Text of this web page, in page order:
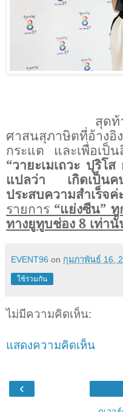
สุดท้
ศาสนสุภาษิตที่อ้างอิ
กระแต และเพื่อเป็
“วายะเมเถวะ ปุริโ
แปลว่า เกิดเป็นค
ประสบความสำเร็จค่
รายการ “แย่งซีน” ทุ
ทางยูทูบช่อง 8 เท่า
EVENT96 on กุมภาพันธ์ 16,
ใช้ร่วมกัน
ไม่มีความคิดเห็น:
แสดงความคิดเห็น
‹